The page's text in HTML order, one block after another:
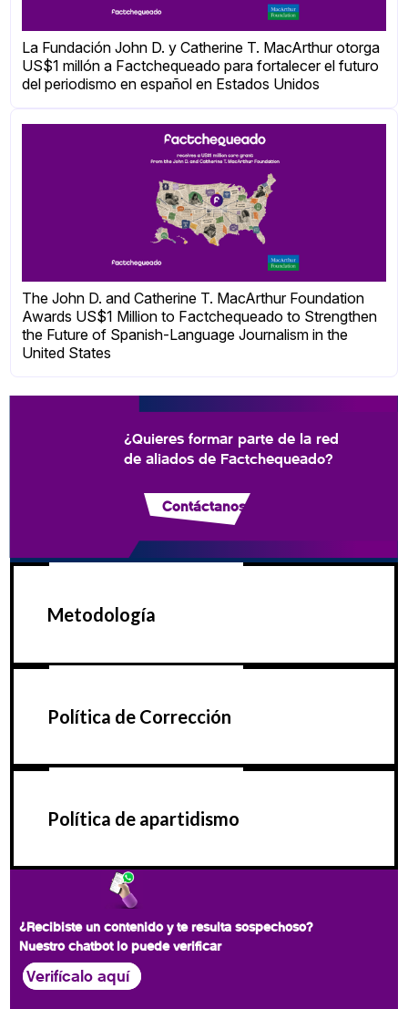
La Fundación John D. y Catherine T. MacArthur otorga
US$1 millón a Factchequeado para fortalecer el futuro
del periodismo en español en Estados Unidos
The John D. and Catherine T. MacArthur Foundation
Awards US$1 Million to Factchequeado to Strengthen
the Future of Spanish-Language Journalism in the
United States
¿Quieres formar parte de la red
de aliados de Factchequeado?
Contáctanos
Metodología
Política de Corrección
Política de apartidismo
¿Recibiste un contenido y te resulta sospechoso?
Nuestro chatbot lo puede verificar
Verifícalo aquí